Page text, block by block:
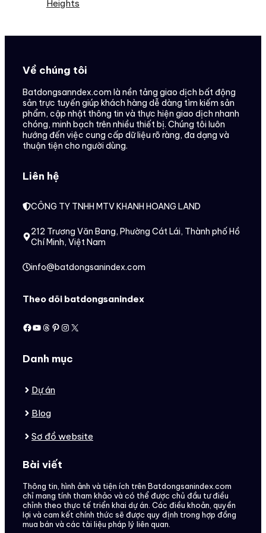
Heights
Về chúng tôi
Batdongsanndex.com là nền tảng giao dịch bất động
sản trực tuyến giúp khách hàng dễ dàng tìm kiếm sản
phẩm, cập nhật thông tin và thực hiện giao dịch nhanh
chóng, minh bạch trên nhiều thiết bị. Chúng tôi luôn
hướng đến việc cung cấp dữ liệu rõ ràng, đa dạng và
thuận tiện cho người dùng.
Liên hệ
CÔNG TY TNHH MTV KHANH HOANG LAND
212 Trương Văn Bang, Phường Cát Lái, Thành phố Hồ
Chí Minh, Việt Nam
info@batdongsanindex.com
Theo dõi batdongsanindex
Facebook
Youtube
Threads
Pinterest
Instagram
X
Danh mục
Dự án
Blog
Sơ đồ website
Bài viết
Thông tin, hình ảnh và tiện ích trên Batdongsanindex.com
chỉ mang tính tham khảo và có thể được chủ đầu tư điều
chỉnh theo thực tế triển khai dự án. Các điều khoản, quyền
lợi và cam kết chính thức sẽ được quy định trong hợp đồng
mua bán và các tài liệu pháp lý liên quan.